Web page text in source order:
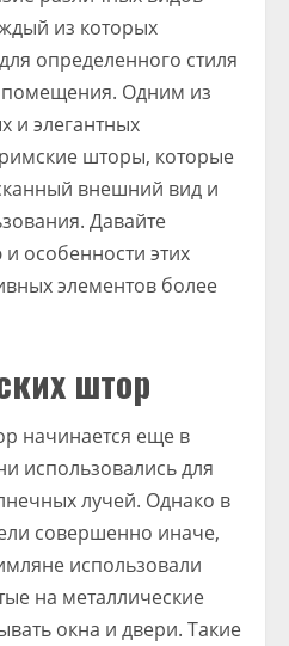
из которых
определенного стиля
помещения. Одним из
и элегантных
шторы, которые
внешний вид и
Давайте
особенности этих
элементов более
штор
начинается еще в
использовались для
лучей. Однако в
совершенно иначе,
использовали
на металлические
окна и двери. Такие